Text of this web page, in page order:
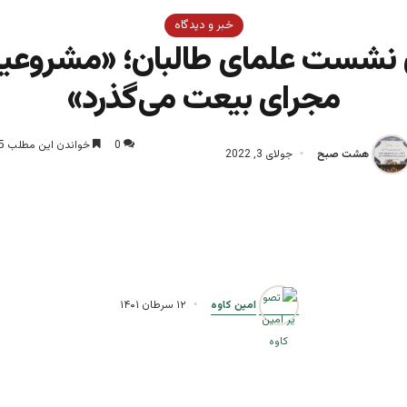
خبر و دیدگاه
نشست علمای طالبان؛
مجرای بیعت می‌گذرد»
هشت صبح جولای 3, 2022
0 خواندن این مطلب 5 دقیقه زمان میبرد
امین کاوه ۱۲ سرطان ۱۴۰۱